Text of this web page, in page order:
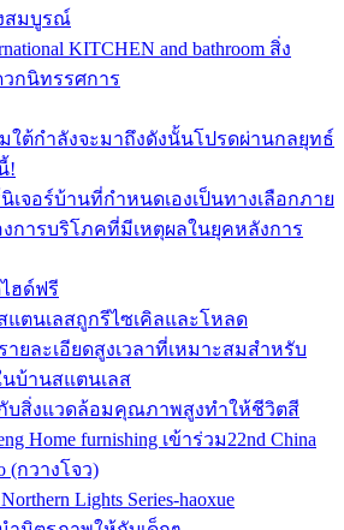
สมบูรณ์
KITCHEN and bathroom สิ่ง
กนิทรรศการ
ใต้กำลังจะมาถึงดังนั้นโปรดผ่านกลยุทธ์
!
เจอร์บ้านที่กำหนดเองเป็นทางเลือกภาย
การบริโภคที่มีเหตุผลในยุคหลังการ
ฮด์ฟรี
แตนเลสถูกรีไซเคิลและโหลด
ยละเอียดสูงเวลาที่เหมาะสมสำหรับ
นบ้านสแตนเลส
บสิ่งแวดล้อมคุณภาพสูงทำให้ชีวิตสี
Home furnishing เข้าร่วม22nd China
(กวางโจว)
Lights Series-haoxue